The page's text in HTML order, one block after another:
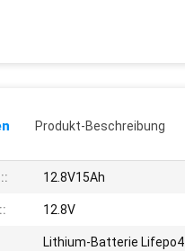
Produkt-Beschreibung
12.8V15Ah
12.8V
Lithium-Batterie Lifepo4